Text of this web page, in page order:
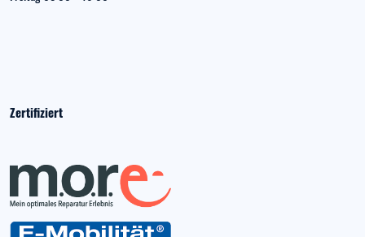
Zertifiziert